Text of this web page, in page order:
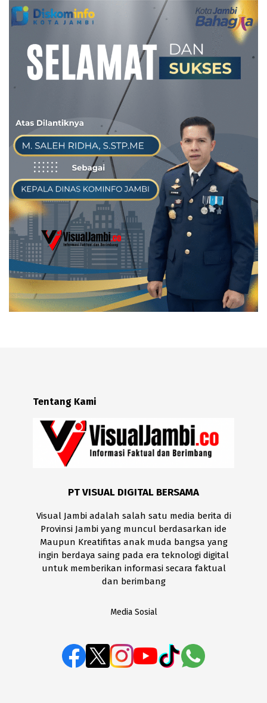
Tentang Kami
PT VISUAL DIGITAL BERSAMA
Visual Jambi adalah salah satu media berita di
Provinsi Jambi yang muncul berdasarkan ide
Maupun Kreatifitas anak muda bangsa yang
ingin berdaya saing pada era teknologi digital
untuk memberikan informasi secara faktual
dan berimbang
Media Sosial